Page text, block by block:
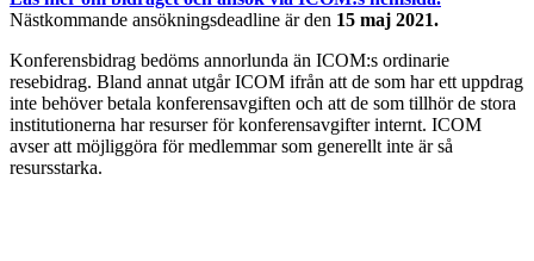
Nästkommande ansökningsdeadline är den 15 maj 2021.
Konferensbidrag bedöms annorlunda än ICOM:s ordinarie
resebidrag. Bland annat utgår ICOM ifrån att de som har ett uppdrag
inte behöver betala konferensavgiften och att de som tillhör de stora
institutionerna har resurser för konferensavgifter internt. ICOM
avser att möjliggöra för medlemmar som generellt inte är så
resursstarka.